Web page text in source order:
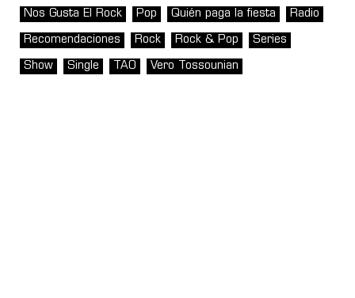
Nos Gusta El Rock Pop Quién paga la fiesta Radio
Recomendaciones Rock Rock & Pop Series
Show Single TAO Vero Tossounian